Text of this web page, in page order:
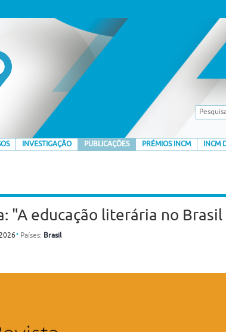
INVESTIGAÇÃO PUBLICAÇÕES PRÉMIOS INCM INCM
"A educação literária no
⋅ Países: Brasil